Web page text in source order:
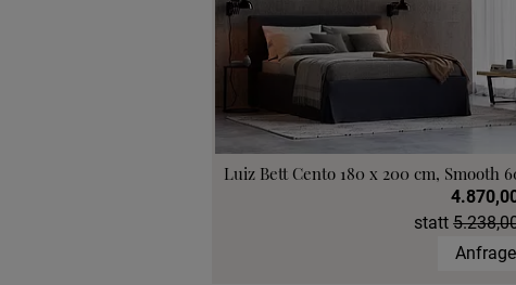
Luiz Bett Cento 180 x 200 cm, Smooth
statt
Anfrage